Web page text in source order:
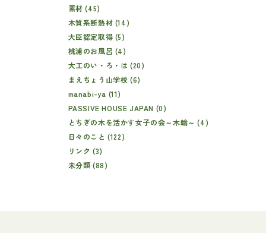
素材 (45)
木質系断熱材 (14)
大臣認定取得 (5)
桃浦のお風呂 (4)
大工のい・ろ・は (20)
まえちょう山学校 (6)
manabi-ya (11)
PASSIVE HOUSE JAPAN (0)
とちぎの木を活かす女子の会～木輪～ (4)
日々のこと (122)
リンク (3)
未分類 (88)